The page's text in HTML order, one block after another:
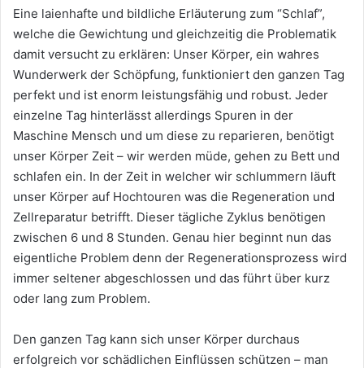
Eine laienhafte und bildliche Erläuterung zum “Schlaf”,
welche die Gewichtung und gleichzeitig die Problematik
damit versucht zu erklären: Unser Körper, ein wahres
Wunderwerk der Schöpfung, funktioniert den ganzen Tag
perfekt und ist enorm leistungsfähig und robust. Jeder
einzelne Tag hinterlässt allerdings Spuren in der
Maschine Mensch und um diese zu reparieren, benötigt
unser Körper Zeit – wir werden müde, gehen zu Bett und
schlafen ein. In der Zeit in welcher wir schlummern läuft
unser Körper auf Hochtouren was die Regeneration und
Zellreparatur betrifft. Dieser tägliche Zyklus benötigen
zwischen 6 und 8 Stunden. Genau hier beginnt nun das
eigentliche Problem denn der Regenerationsprozess wird
immer seltener abgeschlossen und das führt über kurz
oder lang zum Problem.
Den ganzen Tag kann sich unser Körper durchaus
erfolgreich vor schädlichen Einflüssen schützen – man